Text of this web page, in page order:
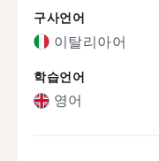
구사언어
이탈리아어
학습언어
영어